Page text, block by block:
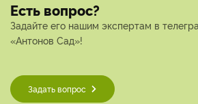
Есть вопрос?
Задайте его нашим экспертам в
«Антонов Сад»!
Задать вопрос